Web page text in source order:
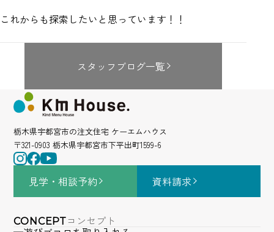
これからも探索したいと思っています！！
スタッフブログ一覧
栃木県宇都宮市の注文住宅 ケーエムハウス
〒321-0903 栃木県宇都宮市下平出町1599-6
見学・相談予約 資料請求
CONCEPTコンセプト